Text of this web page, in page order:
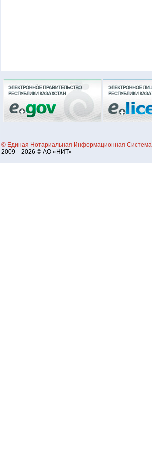
© Единая Нотариальная Информационная Система
2009—2026 © АО «НИТ»